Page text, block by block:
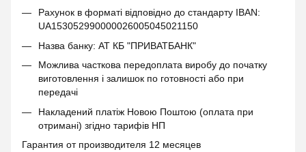
Рахунок в форматі відповідно до стандарту IBAN:
UA153052990000026005045021150
Назва банку: АТ КБ "ПРИВАТБАНК"
Можлива часткова передоплата виробу до початку
виготовлення і залишок по готовності або при
передачі
Накладений платіж Новою Поштою (оплата при
отримані) згідно тарифів НП
Гарантия от производителя 12 месяцев